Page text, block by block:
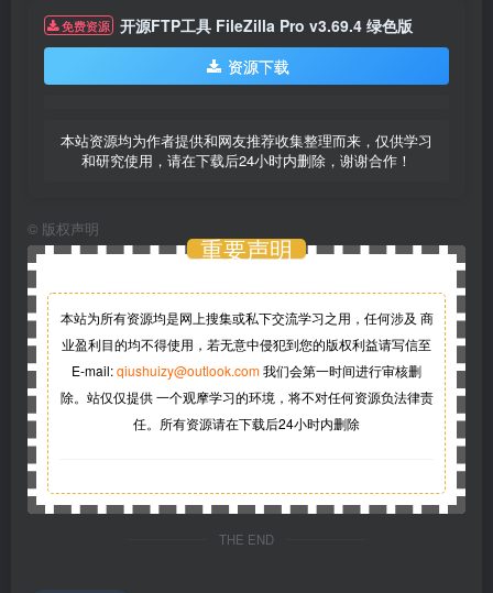
免费资源 开源FTP工具 FileZilla Pro v3.69.4 绿色版
资源下载
本站资源均为作者提供和网友推荐收集整理而来，仅供学习
和研究使用，请在下载后24小时内删除，谢谢合作！
© 版权声明
重要声明
本站为所有资源均是网上搜集或私下交流学习之用，任何涉及 商
业盈利目的均不得使用，若无意中侵犯到您的版权利益请写信至
E-mail:qiushuizy@outlook.com我们会第一时间进行审核删
除。站仅仅提供 一个观摩学习的环境，将不对任何资源负法律责
任。所有资源请在下载后24小时内删除
THE END